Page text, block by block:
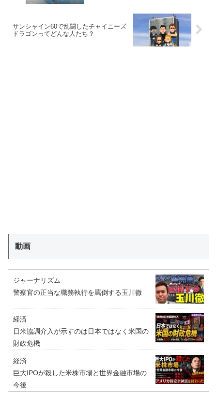
サンシャイン60で乱闘したチャイニーズ
ドラゴンってどんな人たち？
動画
ジャーナリズム
警察官の正当な職務執行を罵倒する玉川徹
経済
日米協調介入が示すのは日本ではなく米国の
財政危機
経済
巨大IPOが殺した米株市場と世界金融市場の
今後